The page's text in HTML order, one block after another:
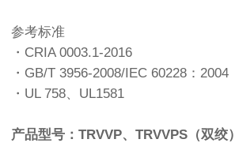
参考标准
・CRIA 0003.1-2016
・GB/T 3956-2008/IEC 60228：2004
・UL 758、UL1581
产品型号：TRVVP、TRVVPS（双绞）